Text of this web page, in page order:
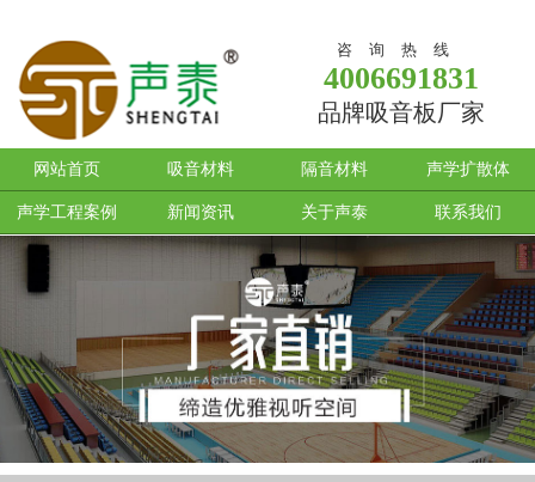
咨询热线
4006691831
品牌吸音板厂家
网站首页 吸音材料 隔音材料 声学扩散体
声学工程案例 新闻资讯 关于声泰 联系我们